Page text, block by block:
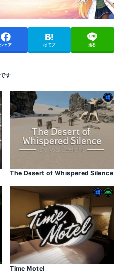
シェア はてブ 送る
The Desert of Whispered Silence
Time Motel